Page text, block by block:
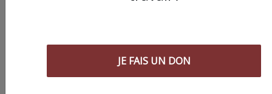
JE FAIS UN DON